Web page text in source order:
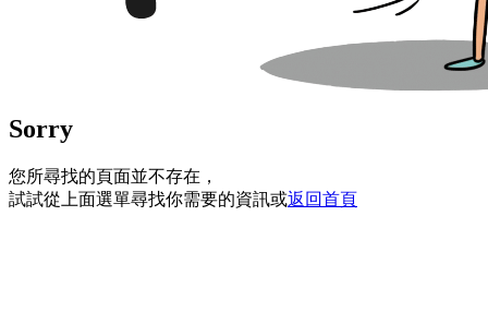
Sorry
您所尋找的頁面並不存在，
試試從上面選單尋找你需要的資訊或返回首頁